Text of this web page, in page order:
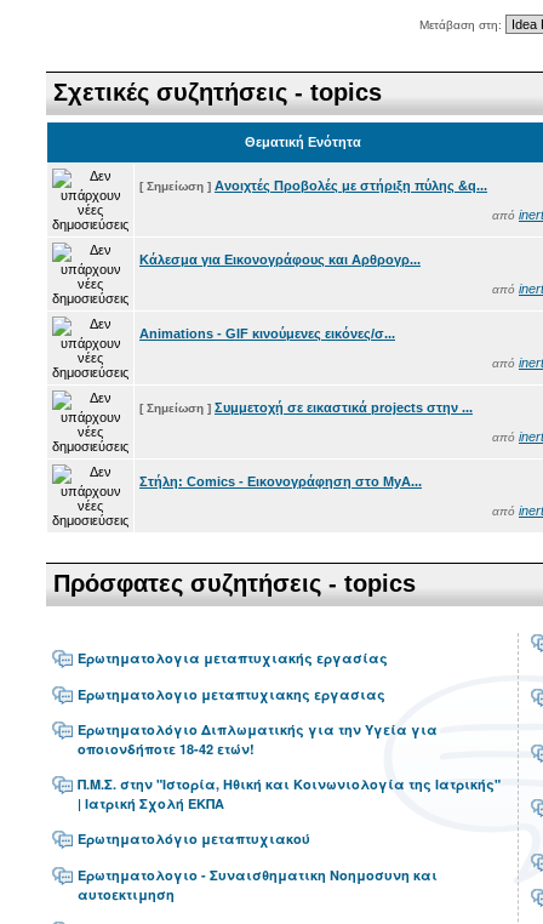
Μετάβαση στη:
Σχετικές συζητήσεις - topics
Θεματική Ενότητα
[ Σημείωση ] Ανοιχτές Προβολές με στήριξη πύλης &q...
από
Κάλεσμα για Εικονογράφους και Αρθρογρ...
από
Animations - GIF κινούμενες εικόνες/σ...
από
[ Σημείωση ] Συμμετοχή σε εικαστικά projects στην ...
από
Στήλη: Comics - Εικονογράφηση στο MyA...
από
Πρόσφατες συζητήσεις - topics
Ερωτηματολογια μεταπτυχιακής εργασίας
Ερωτηματολογιο μεταπτυχιακης εργασιας
Ερωτηματολόγιο Διπλωματικής για την Υγεία για
οποιονδήποτε 18-42 ετών!
Π.Μ.Σ. στην "Ιστορία, Ηθική και Κοινωνιολογία της Ιατρικής"
| Ιατρική Σχολή ΕΚΠΑ
Ερωτηματολόγιο μεταπτυχιακού
Ερωτηματολογιο - Συναισθηματικη Νοημοσυνη και
αυτοεκτιμηση